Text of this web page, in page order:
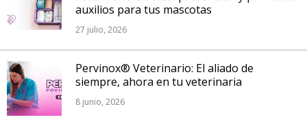
auxilios para tus mascotas
27 julio, 2026
Pervinox® Veterinario: El aliado de
siempre, ahora en tu veterinaria
8 junio, 2026